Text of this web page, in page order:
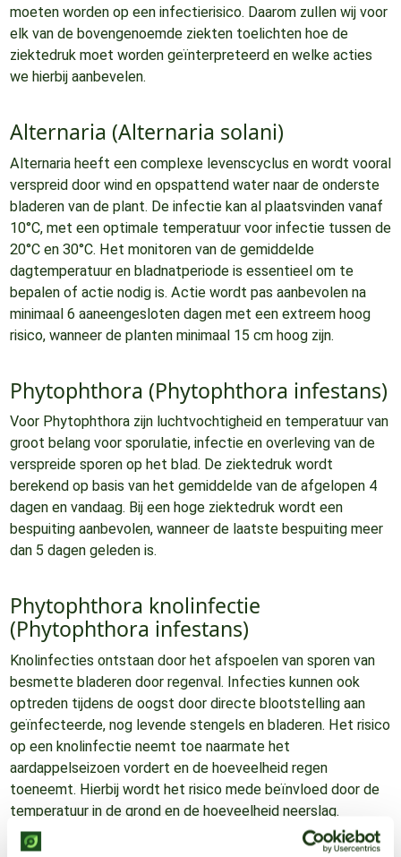
moeten worden op een infectierisico. Daarom zullen wij voor
elk van de bovengenoemde ziekten toelichten hoe de
ziektedruk moet worden geïnterpreteerd en welke acties
we hierbij aanbevelen.
Alternaria (Alternaria solani)
Alternaria heeft een complexe levenscyclus en wordt vooral
verspreid door wind en opspattend water naar de onderste
bladeren van de plant. De infectie kan al plaatsvinden vanaf
10°C, met een optimale temperatuur voor infectie tussen de
20°C en 30°C. Het monitoren van de gemiddelde
dagtemperatuur en bladnatperiode is essentieel om te
bepalen of actie nodig is. Actie wordt pas aanbevolen na
minimaal 6 aaneengesloten dagen met een extreem hoog
risico, wanneer de planten minimaal 15 cm hoog zijn.
Phytophthora (Phytophthora infestans)
Voor Phytophthora zijn luchtvochtigheid en temperatuur van
groot belang voor sporulatie, infectie en overleving van de
verspreide sporen op het blad. De ziektedruk wordt
berekend op basis van het gemiddelde van de afgelopen 4
dagen en vandaag. Bij een hoge ziektedruk wordt een
bespuiting aanbevolen, wanneer de laatste bespuiting meer
dan 5 dagen geleden is.
Phytophthora knolinfectie
(Phytophthora infestans)
Knolinfecties ontstaan door het afspoelen van sporen van
besmette bladeren door regenval. Infecties kunnen ook
optreden tijdens de oogst door directe blootstelling aan
geïnfecteerde, nog levende stengels en bladeren. Het risico
op een knolinfectie neemt toe naarmate het
aardappelseizoen vordert en de hoeveelheid regen
toeneemt. Hierbij wordt het risico mede beïnvloed door de
temperatuur in de grond en de hoeveelheid neerslag.
Actie kan nodig zijn na drie opeenvolgende dagen met